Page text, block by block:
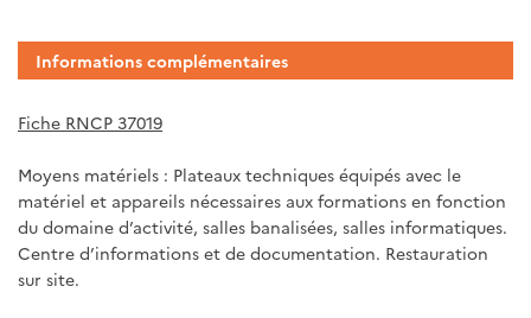
Informations complémentaires
Fiche RNCP 37019
Moyens matériels : Plateaux techniques équipés avec le
matériel et appareils nécessaires aux formations en fonction
du domaine d’activité, salles banalisées, salles informatiques.
Centre d’informations et de documentation. Restauration
sur site.